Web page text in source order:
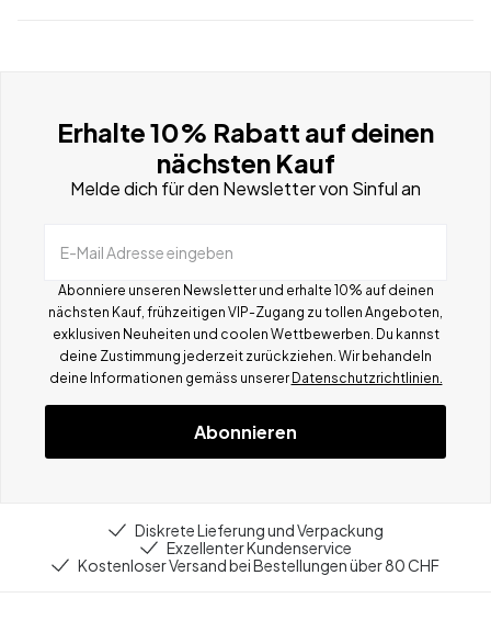
Erhalte 10% Rabatt auf deinen
nächsten Kauf
Melde dich für den Newsletter von Sinful an
E-Mail Adresse eingeben
Abonniere unseren Newsletter und erhalte 10% auf deinen
nächsten Kauf, frühzeitigen VIP-Zugang zu tollen Angeboten,
exklusiven Neuheiten und coolen Wettbewerben. Du kannst
deine Zustimmung jederzeit zurückziehen. Wir behandeln
deine Informationen gemäss unserer Datenschutzrichtlinien.
Abonnieren
Diskrete Lieferung und Verpackung
Exzellenter Kundenservice
Kostenloser Versand bei Bestellungen über 80 CHF